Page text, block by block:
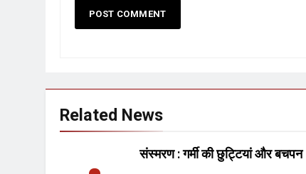
Related News
संस्मरण : गर्मी की छुट्टियां और बचपन